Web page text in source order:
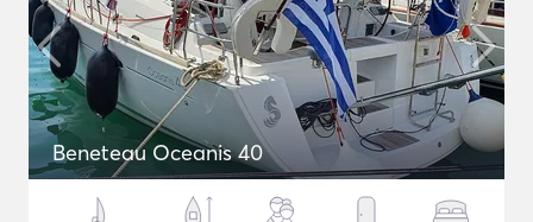
Beneteau Oceanis 40